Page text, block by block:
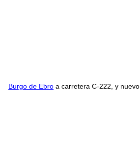
Burgo de Ebro a carretera C-222, y